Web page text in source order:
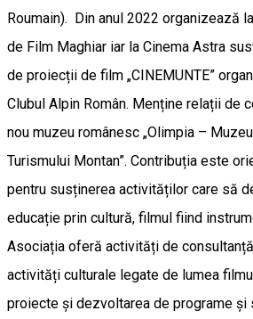
Roumain). Din anul 2022 organizează
de Film Maghiar iar la Cinema Astra
de proiecții de film „CINEMUNTE”
Clubul Alpin Român. Menține relații de
nou muzeu românesc „Olimpia –
Turismului Montan”. Contribuția este
pentru susținerea activităților care să
educație prin cultură, filmul fiind
Asociația oferă activități de
activități culturale legate de lumea
proiecte şi dezvoltarea de programe şi